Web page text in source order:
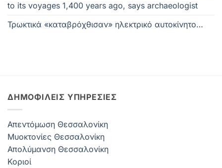
to its voyages 1,400 years ago, says archaeologist
Τρωκτικά «καταβρόχθισαν» ηλεκτρικό αυτοκίνητο…
ΔΗΜΟΦΙΛΕΊΣ ΥΠΗΡΕΣΊΕΣ
Απεντόμωση Θεσσαλονίκη
Μυοκτονίες Θεσσαλονίκη
Απολύμανση Θεσσαλονίκη
Κοριοί